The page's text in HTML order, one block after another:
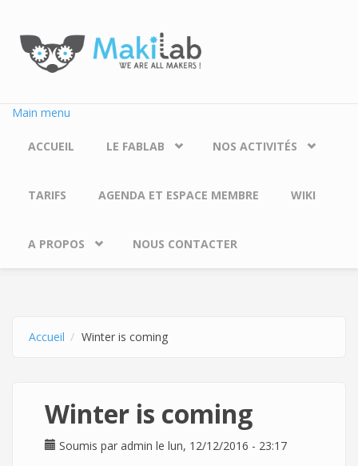
Main menu
ACCUEIL LE FABLAB NOS ACTIVITÉS
TARIFS AGENDA ET ESPACE MEMBRE WIKI
A PROPOS NOUS CONTACTER
Accueil Winter is coming
Winter is coming
Soumis par admin le lun, 12/12/2016 - 23:17